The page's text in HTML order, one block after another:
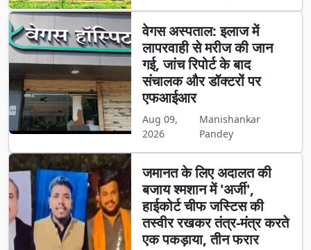
वेगस अस्पताल: इलाज में
लापरवाही से मरीज की जान
गई, जांच रिपोर्ट के बाद
संचालक और डॉक्टरों पर
एफआईआर
Aug 09,
2026
Manishankar
Pandey
जमानत के लिए अदालत की
बजाय श्मशान में 'अर्जी',
हाईकोर्ट चीफ जस्टिस की
तस्वीर रखकर तंत्र-मंत्र करते
एक पकड़ाया, तीन फरार